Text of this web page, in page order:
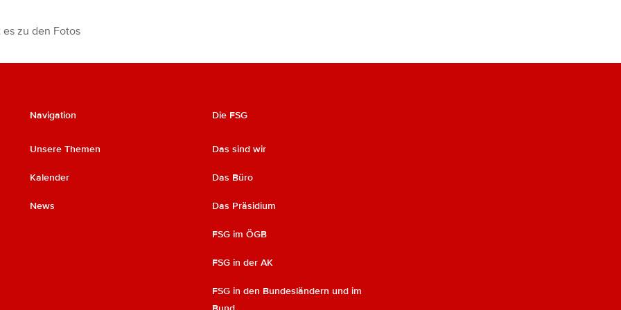
es zu den Fotos
Navigation
Unsere Themen
Kalender
News
Die FSG
Das sind wir
Das Büro
Das Präsidium
FSG im ÖGB
FSG in der AK
FSG in den Bundesländern und im